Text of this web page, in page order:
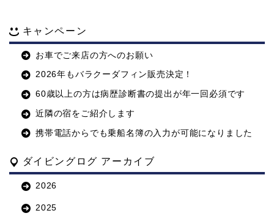
キャンペーン
お車でご来店の方へのお願い
2026年もバラクーダフィン販売決定！
60歳以上の方は病歴診断書の提出が年一回必須です
近隣の宿をご紹介します
携帯電話からでも乗船名簿の入力が可能になりました
ダイビングログ アーカイブ
2026
2025